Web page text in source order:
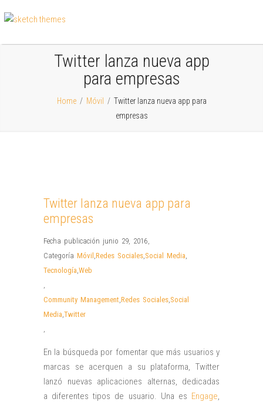
Twitter lanza nueva app
para empresas
Home / Móvil / Twitter lanza nueva app para
empresas
Twitter lanza nueva app para
empresas
Fecha publicación junio 29, 2016,
Categoría Móvil ,Redes Sociales,Social Media,
Tecnología,Web
,
Community Management,Redes Sociales,Social
Media,Twitter
,
En la búsqueda por fomentar que más usuarios y
marcas se acerquen a su plataforma, Twitter
lanzó nuevas aplicaciones alternas, dedicadas
a diferentes tipos de usuario. Una es Engage,